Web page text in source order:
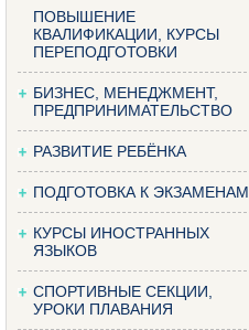
ПОВЫШЕНИЕ
КВАЛИФИКАЦИИ, КУРСЫ
ПЕРЕПОДГОТОВКИ
БИЗНЕС, МЕНЕДЖМЕНТ,
ПРЕДПРИНИМАТЕЛЬСТВО
РАЗВИТИЕ РЕБЁНКА
ПОДГОТОВКА К ЭКЗАМЕНАМ
КУРСЫ ИНОСТРАННЫХ
ЯЗЫКОВ
СПОРТИВНЫЕ СЕКЦИИ,
УРОКИ ПЛАВАНИЯ